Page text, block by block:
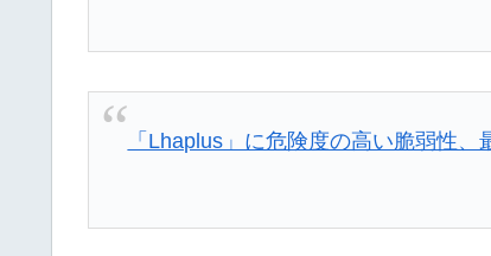
「Lhaplus」に危険度の高い脆弱性